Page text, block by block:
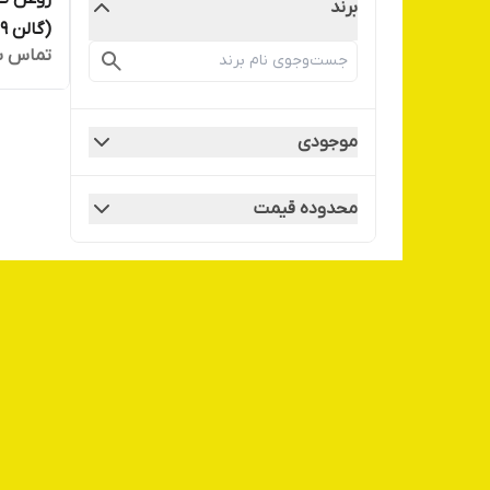
برند
موجودی
محدوده قیمت
(گالن 19 کیلویی)
تماس